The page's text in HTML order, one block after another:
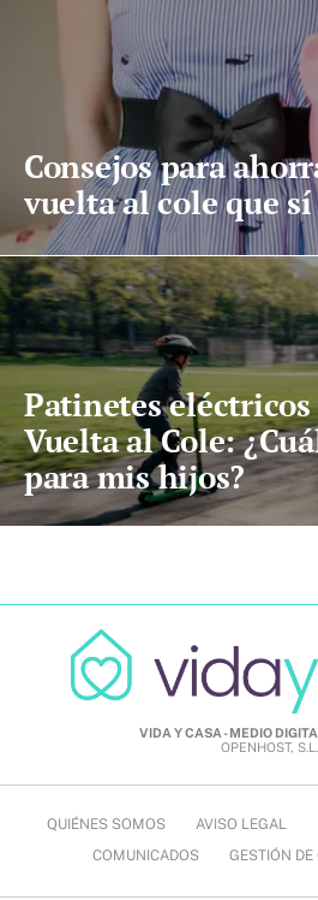
Consejos para
vuelta al cole que
Patinetes
Vuelta al Cole:
para mis hijos?
VIDA Y CASA - MEDIO
OPENHOST, S.L.
QUIÉNES SOMOS AVISO LEGAL
COMUNICADOS
GESTIÓN